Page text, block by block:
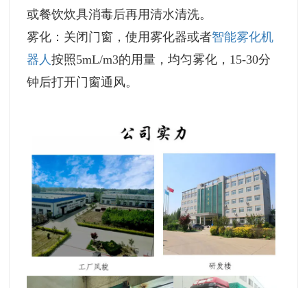
或餐饮炊具消毒后再用清水清洗。
雾化：关闭门窗，使用雾化器或者智能雾化机
器人按照5mL/m3的用量，均匀雾化，15-30分
钟后打开门窗通风。